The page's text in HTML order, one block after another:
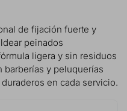
de fijación fuerte y
peinados
ligera y sin residuos
barberías y peluquerías
en cada servicio.